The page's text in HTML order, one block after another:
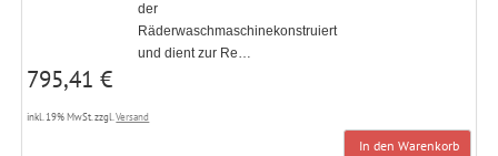
der
Räderwaschmaschinekonstruiert
und dient zur Re…
795,41 €
inkl. 19% MwSt. zzgl.Versand
In den Warenkorb